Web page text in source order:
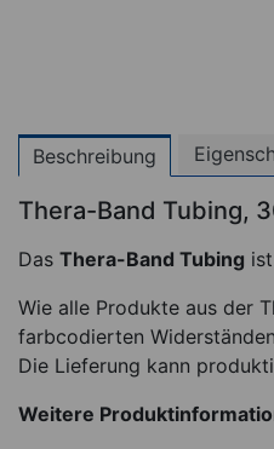
Beschreibung
Thera-Band Tubing,
Das Thera-Band Tubing
Wie alle Produkte aus der
farbcodierten
Die Lieferung kann
Weitere